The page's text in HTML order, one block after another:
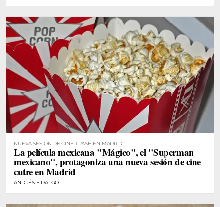
NUEVA SESIÓN DE CINE TRASH EN MADRID
La película mexicana "Mágico", el "Superman
mexicano", protagoniza una nueva sesión de cine
cutre en Madrid
ANDRÉS FIDALGO